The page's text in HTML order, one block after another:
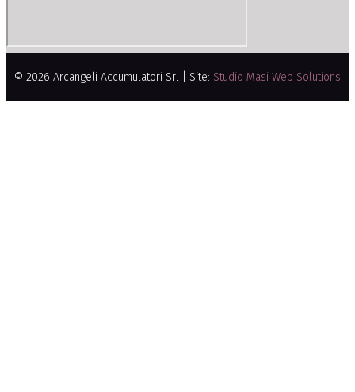
© 2026 Arcangeli Accumulatori Srl | Site: Studio Masi Web Solutions